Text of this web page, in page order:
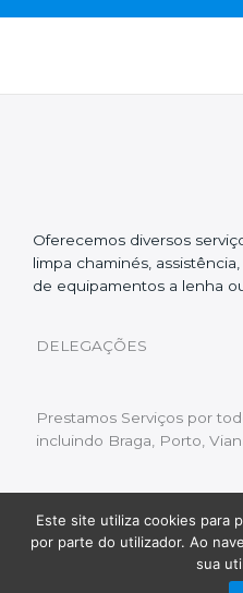
Oferecemos diversos
limpa chaminés,
de equipamentos a lenha
DELEGAÇÕES
Prestamos Serviços por
incluindo Braga, Porto,
Livro de Reclamações |
Copyright © 2022
Fluxo
Este site utiliza cookies para
por parte do utilizador. Ao
sua